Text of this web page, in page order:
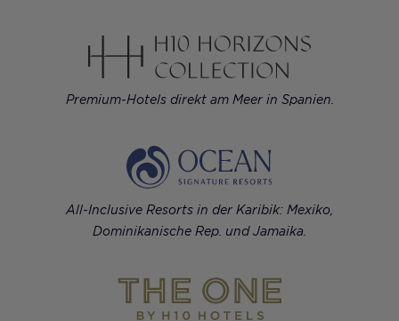
Premium-Hotels direkt am Meer in Spanien.
All-Inclusive Resorts in der Karibik: Mexiko,
Dominikanische Rep. und Jamaika.